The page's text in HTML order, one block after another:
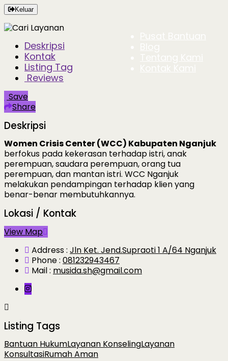
Keluar
Deskripsi
Kontak
Listing Tag
Reviews
Save
Share
Deskripsi
Women Crisis Center (WCC) Kabupaten Nganjuk
berfokus pada kekerasan terhadap istri, anak
perempuan, saudara perempuan, orang tua
perempuan, dan mantan istri. WCC Nganjuk
melakukan pendampingan terhadap klien yang
benar-benar membutuhkannya.
Lokasi / Kontak
View Map
Address : Jln Ket. Jend.Supraoti 1 A/64 Nganjuk
Phone : 081232943467
Mail : musida.sh@gmail.com
Listing Tags
Bantuan HukumLayanan KonselingLayanan
KonsultasiRumah Aman